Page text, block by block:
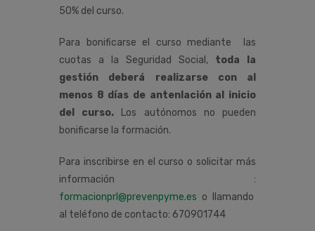
50% del curso.
Para bonificarse el curso mediante las
cuotas a la Seguridad Social, toda la
gestión deberá realizarse con al
menos 8 días de antenlación al inicio
del curso. Los autónomos no pueden
bonificarse la formación.
Para inscribirse en el curso o solicitar más
información :
formacionprl@prevenpyme.es o llamando
al teléfono de contacto: 670901744